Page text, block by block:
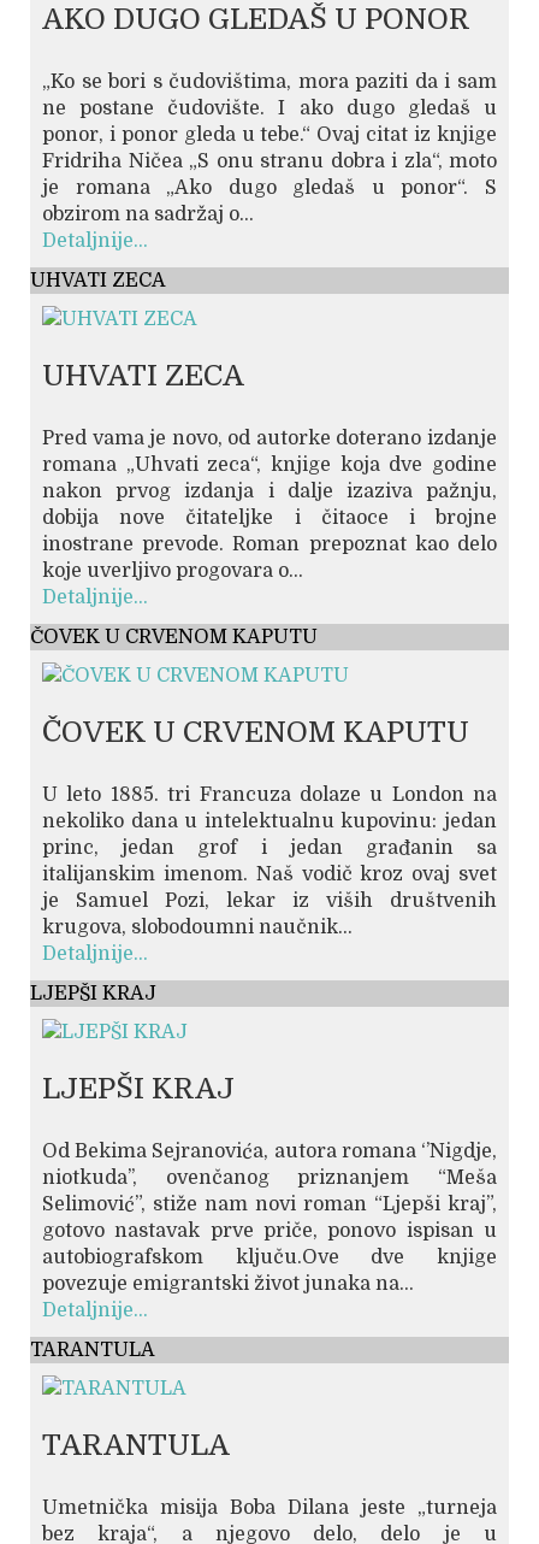
AKO DUGO GLEDAŠ U PONOR
„Ko se bori s čudovištima, mora paziti da i sam
ne postane čudovište. I ako dugo gledaš u
ponor, i ponor gleda u tebe.“ Ovaj citat iz knjige
Fridriha Ničea „S onu stranu dobra i zla“, moto
je romana „Ako dugo gledaš u ponor“. S
obzirom na sadržaj o...
Detaljnije...
UHVATI ZECA
UHVATI ZECA
Pred vama je novo, od autorke doterano izdanje
romana „Uhvati zeca“, knjige koja dve godine
nakon prvog izdanja i dalje izaziva pažnju,
dobija nove čitateljke i čitaoce i brojne
inostrane prevode. Roman prepoznat kao delo
koje uverljivo progovara o...
Detaljnije...
ČOVEK U CRVENOM KAPUTU
ČOVEK U CRVENOM KAPUTU
U leto 1885. tri Francuza dolaze u London na
nekoliko dana u intelektualnu kupovinu: jedan
princ, jedan grof i jedan građanin sa
italijanskim imenom. Naš vodič kroz ovaj svet
je Samuel Pozi, lekar iz viših društvenih
krugova, slobodoumni naučnik...
Detaljnije...
LJEPŠI KRAJ
LJEPŠI KRAJ
Od Bekima Sejranovića, autora romana ‘’Nigdje,
niotkuda’’, ovenčanog priznanjem “Meša
Selimović”, stiže nam novi roman “Ljepši kraj”,
gotovo nastavak prve priče, ponovo ispisan u
autobiografskom ključu.Ove dve knjige
povezuje emigrantski život junaka na...
Detaljnije...
TARANTULA
TARANTULA
Umetnička misija Boba Dilana jeste „turneja
bez kraja“, a njegovo delo, delo je u